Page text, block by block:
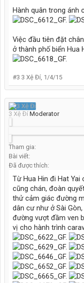
Hành quân trong ánh
Việc đầu tiên đặt
ở thành phố biển Hua
#3 3 Xệ Đí, 1/4/15
3 Xệ Đí Moderator
Tham gia:
Bài viết:
Đã được thích:
Từ Hua Hin đi Hat
cũng chán, đoàn
thử cảm giác đường
dân cư như ở Sài
đường vượt đầm ven
vị cho hành trình